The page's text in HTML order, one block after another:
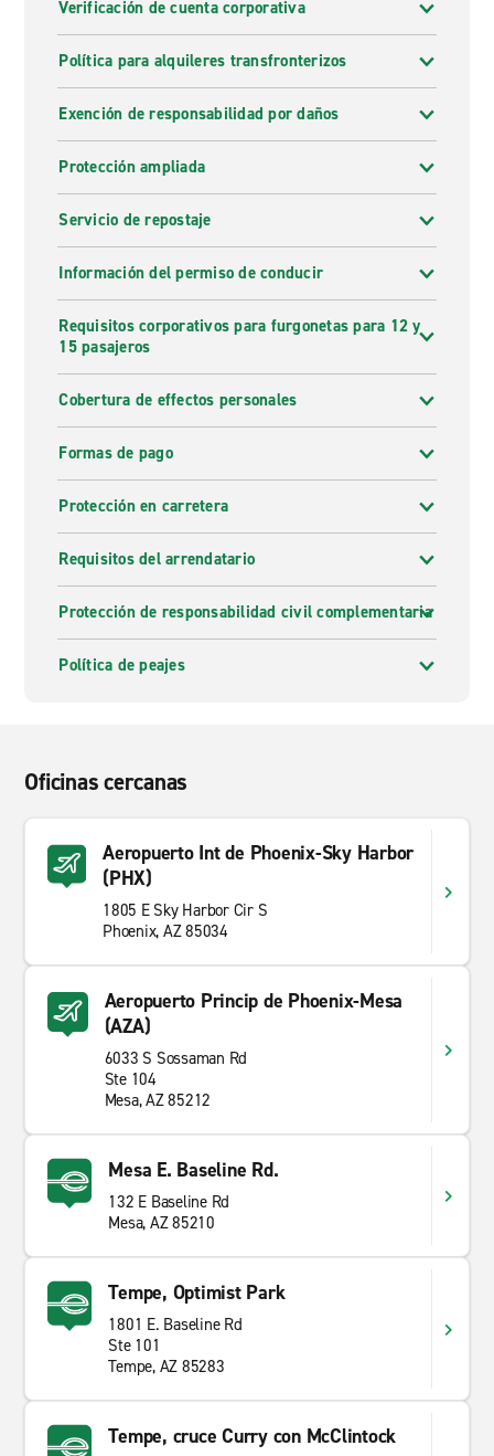
Verificación de cuenta corporativa
Política para alquileres transfronterizos
Exención de responsabilidad por daños
Protección ampliada
Servicio de repostaje
Información del permiso de conducir
Requisitos corporativos para furgonetas para 12 y
15 pasajeros
Cobertura de effectos personales
Formas de pago
Protección en carretera
Requisitos del arrendatario
Protección de responsabilidad civil complementaria
Política de peajes
Oficinas cercanas
Aeropuerto Int de Phoenix-Sky Harbor
(PHX)
1805 E Sky Harbor Cir S
Phoenix, AZ 85034
Aeropuerto Princip de Phoenix-Mesa
(AZA)
6033 S Sossaman Rd
Ste 104
Mesa, AZ 85212
Mesa E. Baseline Rd.
132 E Baseline Rd
Mesa, AZ 85210
Tempe, Optimist Park
1801 E. Baseline Rd
Ste 101
Tempe, AZ 85283
Tempe, cruce Curry con McClintock